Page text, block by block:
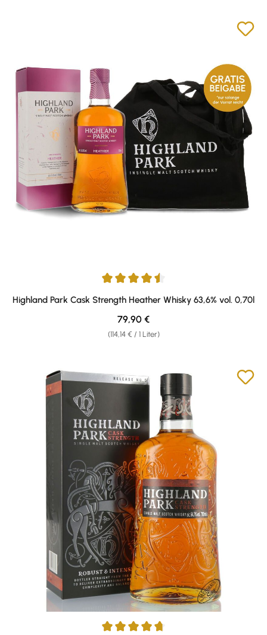
Durchschnittliche Bewertung von 4.5 von 5 Sternen
Highland Park Cask Strength Heather Whisky 63,6% vol. 0,70l
(114,14 € / 1 Liter)
Regulärer Preis:
79,90 €